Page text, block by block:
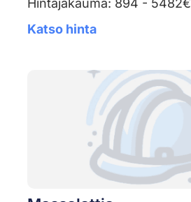
Hintajakauma: 894 - 5482€
Katso hinta